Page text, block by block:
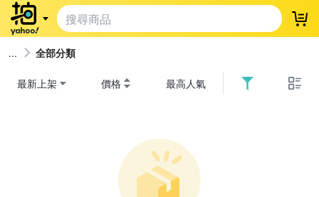
登
全部分類
最新上架 價格 最高人氣